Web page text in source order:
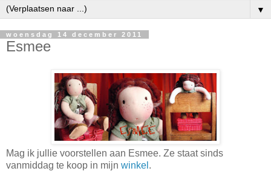
▼
woensdag 14 december 2011
Esmee
Mag ik jullie voorstellen aan Esmee. Ze staat sinds
vanmiddag te koop in mijn winkel .